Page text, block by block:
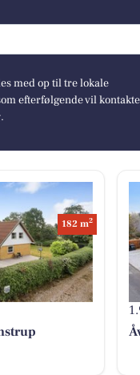
med op til tre lokale
efterfølgende vil
182 m2